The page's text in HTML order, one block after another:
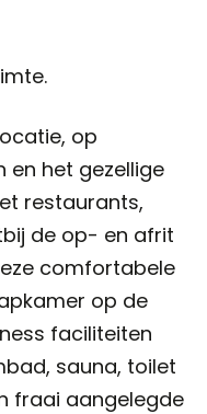
op
het gezellige
restaurants,
de op- en afrit
comfortabele
op de
faciliteiten
sauna, toilet
fraai aangelegde